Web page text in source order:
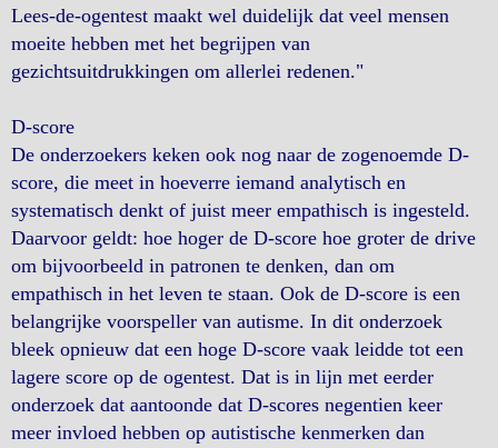
Lees-de-ogentest maakt wel duidelijk dat veel mensen
moeite hebben met het begrijpen van
gezichtsuitdrukkingen om allerlei redenen."
D-score
De onderzoekers keken ook nog naar de zogenoemde D-
score, die meet in hoeverre iemand analytisch en
systematisch denkt of juist meer empathisch is ingesteld.
Daarvoor geldt: hoe hoger de D-score hoe groter de drive
om bijvoorbeeld in patronen te denken, dan om
empathisch in het leven te staan. Ook de D-score is een
belangrijke voorspeller van autisme. In dit onderzoek
bleek opnieuw dat een hoge D-score vaak leidde tot een
lagere score op de ogentest. Dat is in lijn met eerder
onderzoek dat aantoonde dat D-scores negentien keer
meer invloed hebben op autistische kenmerken dan